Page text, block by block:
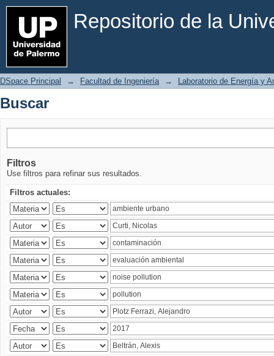
Repositorio de la
Buscar
DSpace Principal → Facultad de Ingeniería → Laboratorio de Energía y
Buscar
Filtros
Use filtros para refinar sus resultados.
Filtros actuales: